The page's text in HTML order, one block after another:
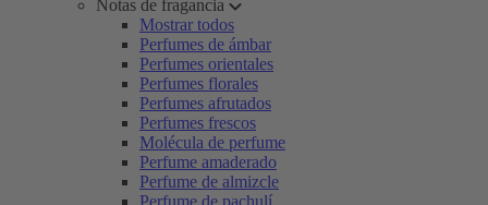
Notas de fragancia
Mostrar todos
Perfumes de ámbar
Perfumes orientales
Perfumes florales
Perfumes afrutados
Perfumes frescos
Molécula de perfume
Perfume amaderado
Perfume de almizcle
Perfume de pachulí